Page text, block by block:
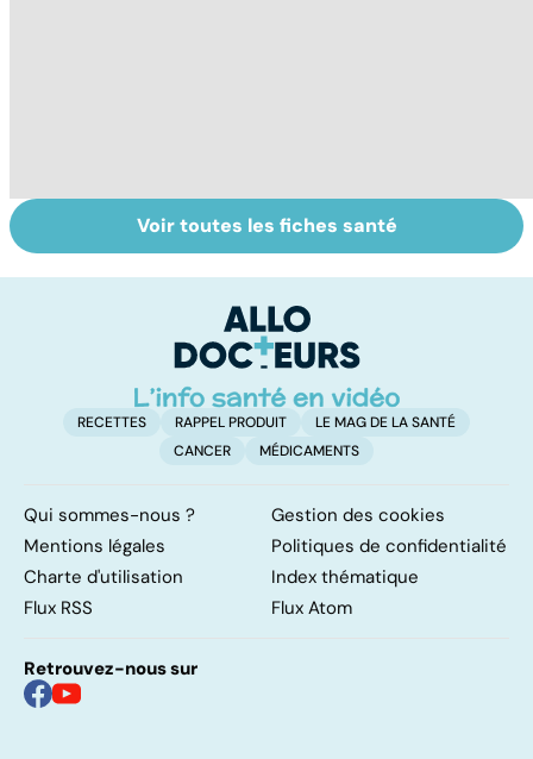
Tout savoir sur
les infections
Inflammation des
amygdales : que
d'angine ?
Voir toutes les fiches santé
RECETTES RAPPEL PRODUIT
LE MAG DE LA SANTÉ
CANCER
MÉDICAMENTS
Qui sommes-nous ?
Gestion des cookies
Mentions légales
Politiques de confidentialité
Charte d'utilisation
Index thématique
Flux RSS
Flux Atom
Retrouvez-nous sur